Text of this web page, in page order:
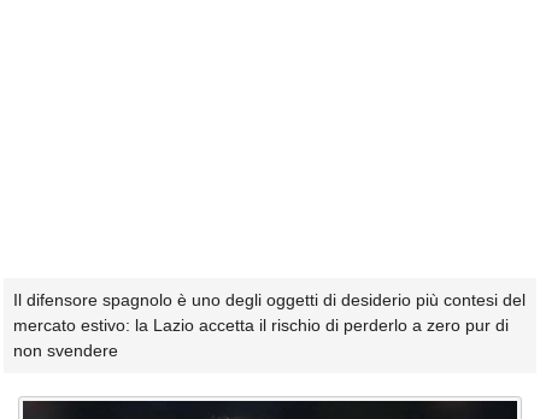
Il difensore spagnolo è uno degli oggetti di desiderio più contesi del
mercato estivo: la Lazio accetta il rischio di perderlo a zero pur di
non svendere